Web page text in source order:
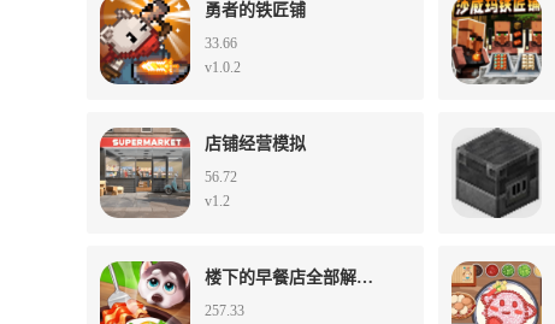
勇者的铁匠铺
33.66
v1.0.2
店铺经营模拟
56.72
v1.2
楼下的早餐店全部解锁版
257.33